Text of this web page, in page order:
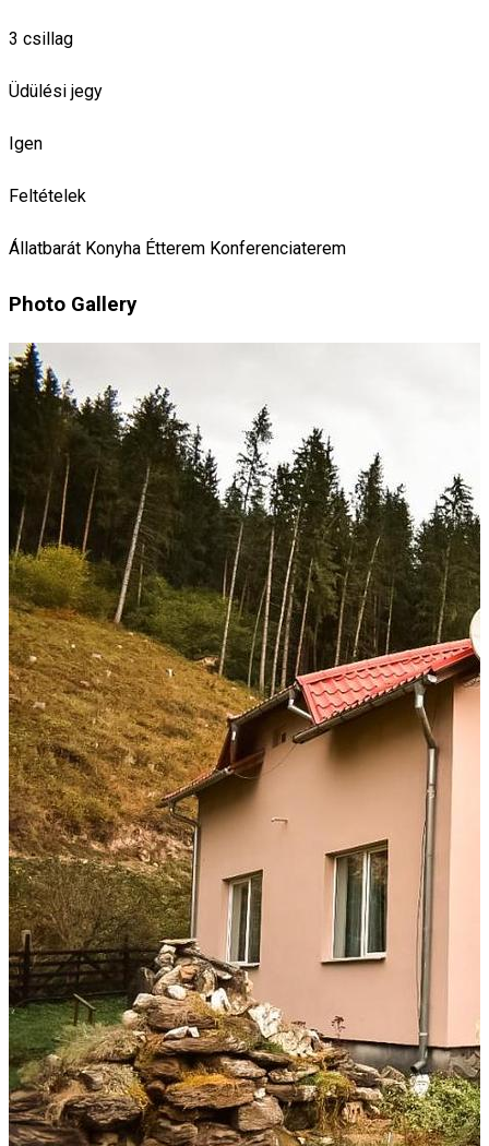
3 csillag
Üdülési jegy
Igen
Feltételek
Állatbarát Konyha Étterem Konferenciaterem
Photo Gallery